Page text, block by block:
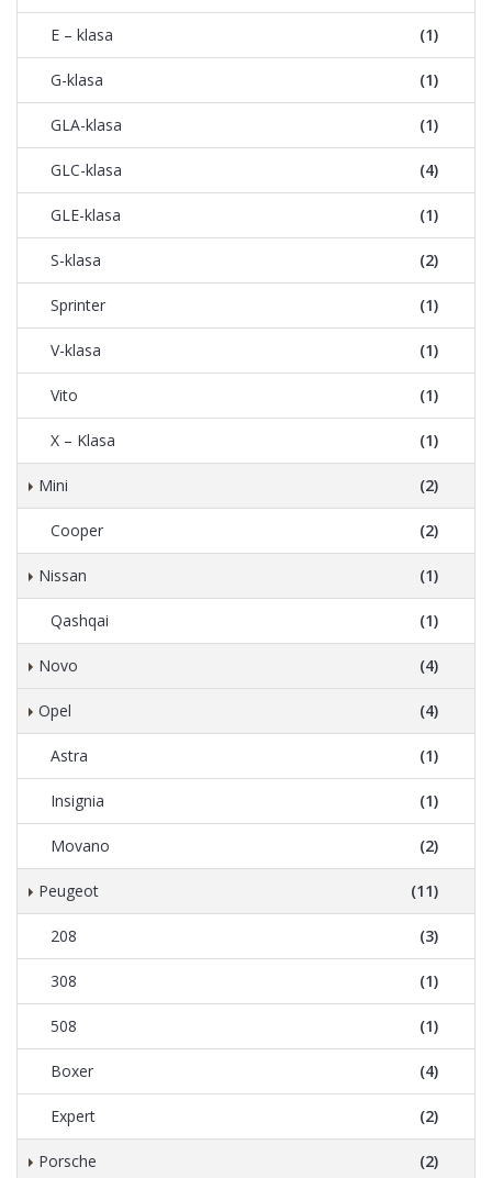
E – klasa (1)
G-klasa (1)
GLA-klasa (1)
GLC-klasa (4)
GLE-klasa (1)
S-klasa (2)
Sprinter (1)
V-klasa (1)
Vito (1)
X – Klasa (1)
Mini (2)
Cooper (2)
Nissan (1)
Qashqai (1)
Novo (4)
Opel (4)
Astra (1)
Insignia (1)
Movano (2)
Peugeot (11)
208 (3)
308 (1)
508 (1)
Boxer (4)
Expert (2)
Porsche (2)